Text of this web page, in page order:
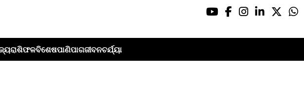
ରାଶିଫଳବିଶେଷପାଣିପାଗଜୀବନଚର୍ଯ୍ୟା